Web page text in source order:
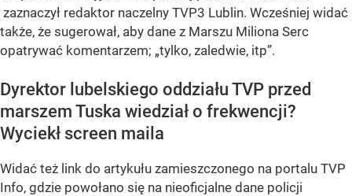
zaznaczył redaktor naczelny TVP3 Lublin. Wcześniej widać
także, że sugerował, aby dane z Marszu Miliona Serc
opatrywać komentarzem; „tylko, zaledwie, itp”.
Dyrektor lubelskiego oddziału TVP przed
marszem Tuska wiedział o frekwencji?
Wyciekł screen maila
Widać też link do artykułu zamieszczonego na portalu TVP
Info, gdzie powołano się na nieoficjalne dane policji